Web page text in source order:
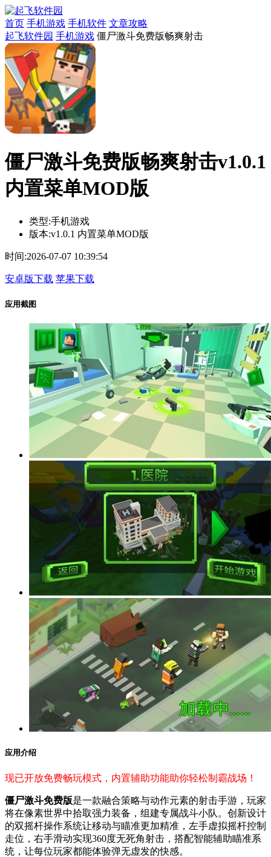
首页 手机游戏 手机软件 文章攻略
起飞软件园 手机游戏 僵尸激斗免费版畅爽射击
僵尸激斗免费版畅爽射击v1.0.1
内置菜单MOD版
类型:手机游戏
版本:v1.0.1 内置菜单MOD版
时间:2026-07-07 10:39:54
安卓版下载 苹果下载
应用截图
应用介绍
现已开放免费畅玩模式，内置辅助功能助你轻松制霸战场！
僵尸激斗免费版是一款融合策略与动作元素的射击手游，玩家
将在像素世界中拾取强力装备，组建专属战斗小队。创新设计
的双摇杆操作系统让移动与瞄准更加精准，左手虚拟摇杆控制
走位，右手滑动实现360度无死角射击，搭配智能辅助瞄准系
统，让每位玩家都能体验弹无虚发的快感。